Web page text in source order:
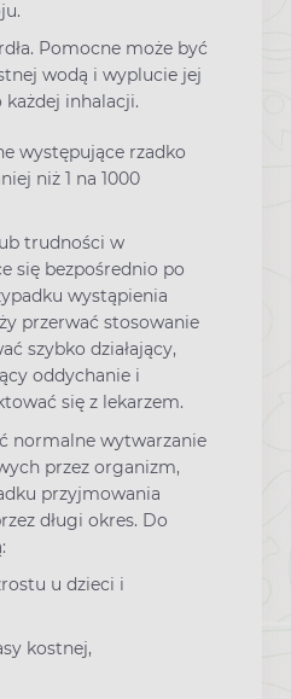
Pomocne może być
wodą i wyplucie jej
inhalacji.
występujące rzadko
niż 1 na 1000
trudności w
się bezpośrednio po
wystąpienia
przerwać stosowanie
szybko działający,
oddychanie i
się z lekarzem.
normalne wytwarzanie
przez organizm,
przyjmowania
długi okres. Do
u dzieci i
kostnej,